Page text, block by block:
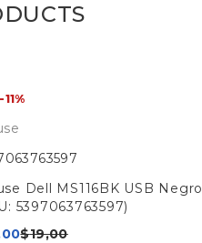
-11%
Dell MS116BK USB Negro
5397063763597)
$19,00